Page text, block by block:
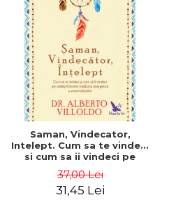
Saman, Vindecator,
Intelept. Cum sa te vindeci
si cum sa ii vindeci pe
energentica a
amerindienilor. Editie
37,00 Lei
31,45 Lei